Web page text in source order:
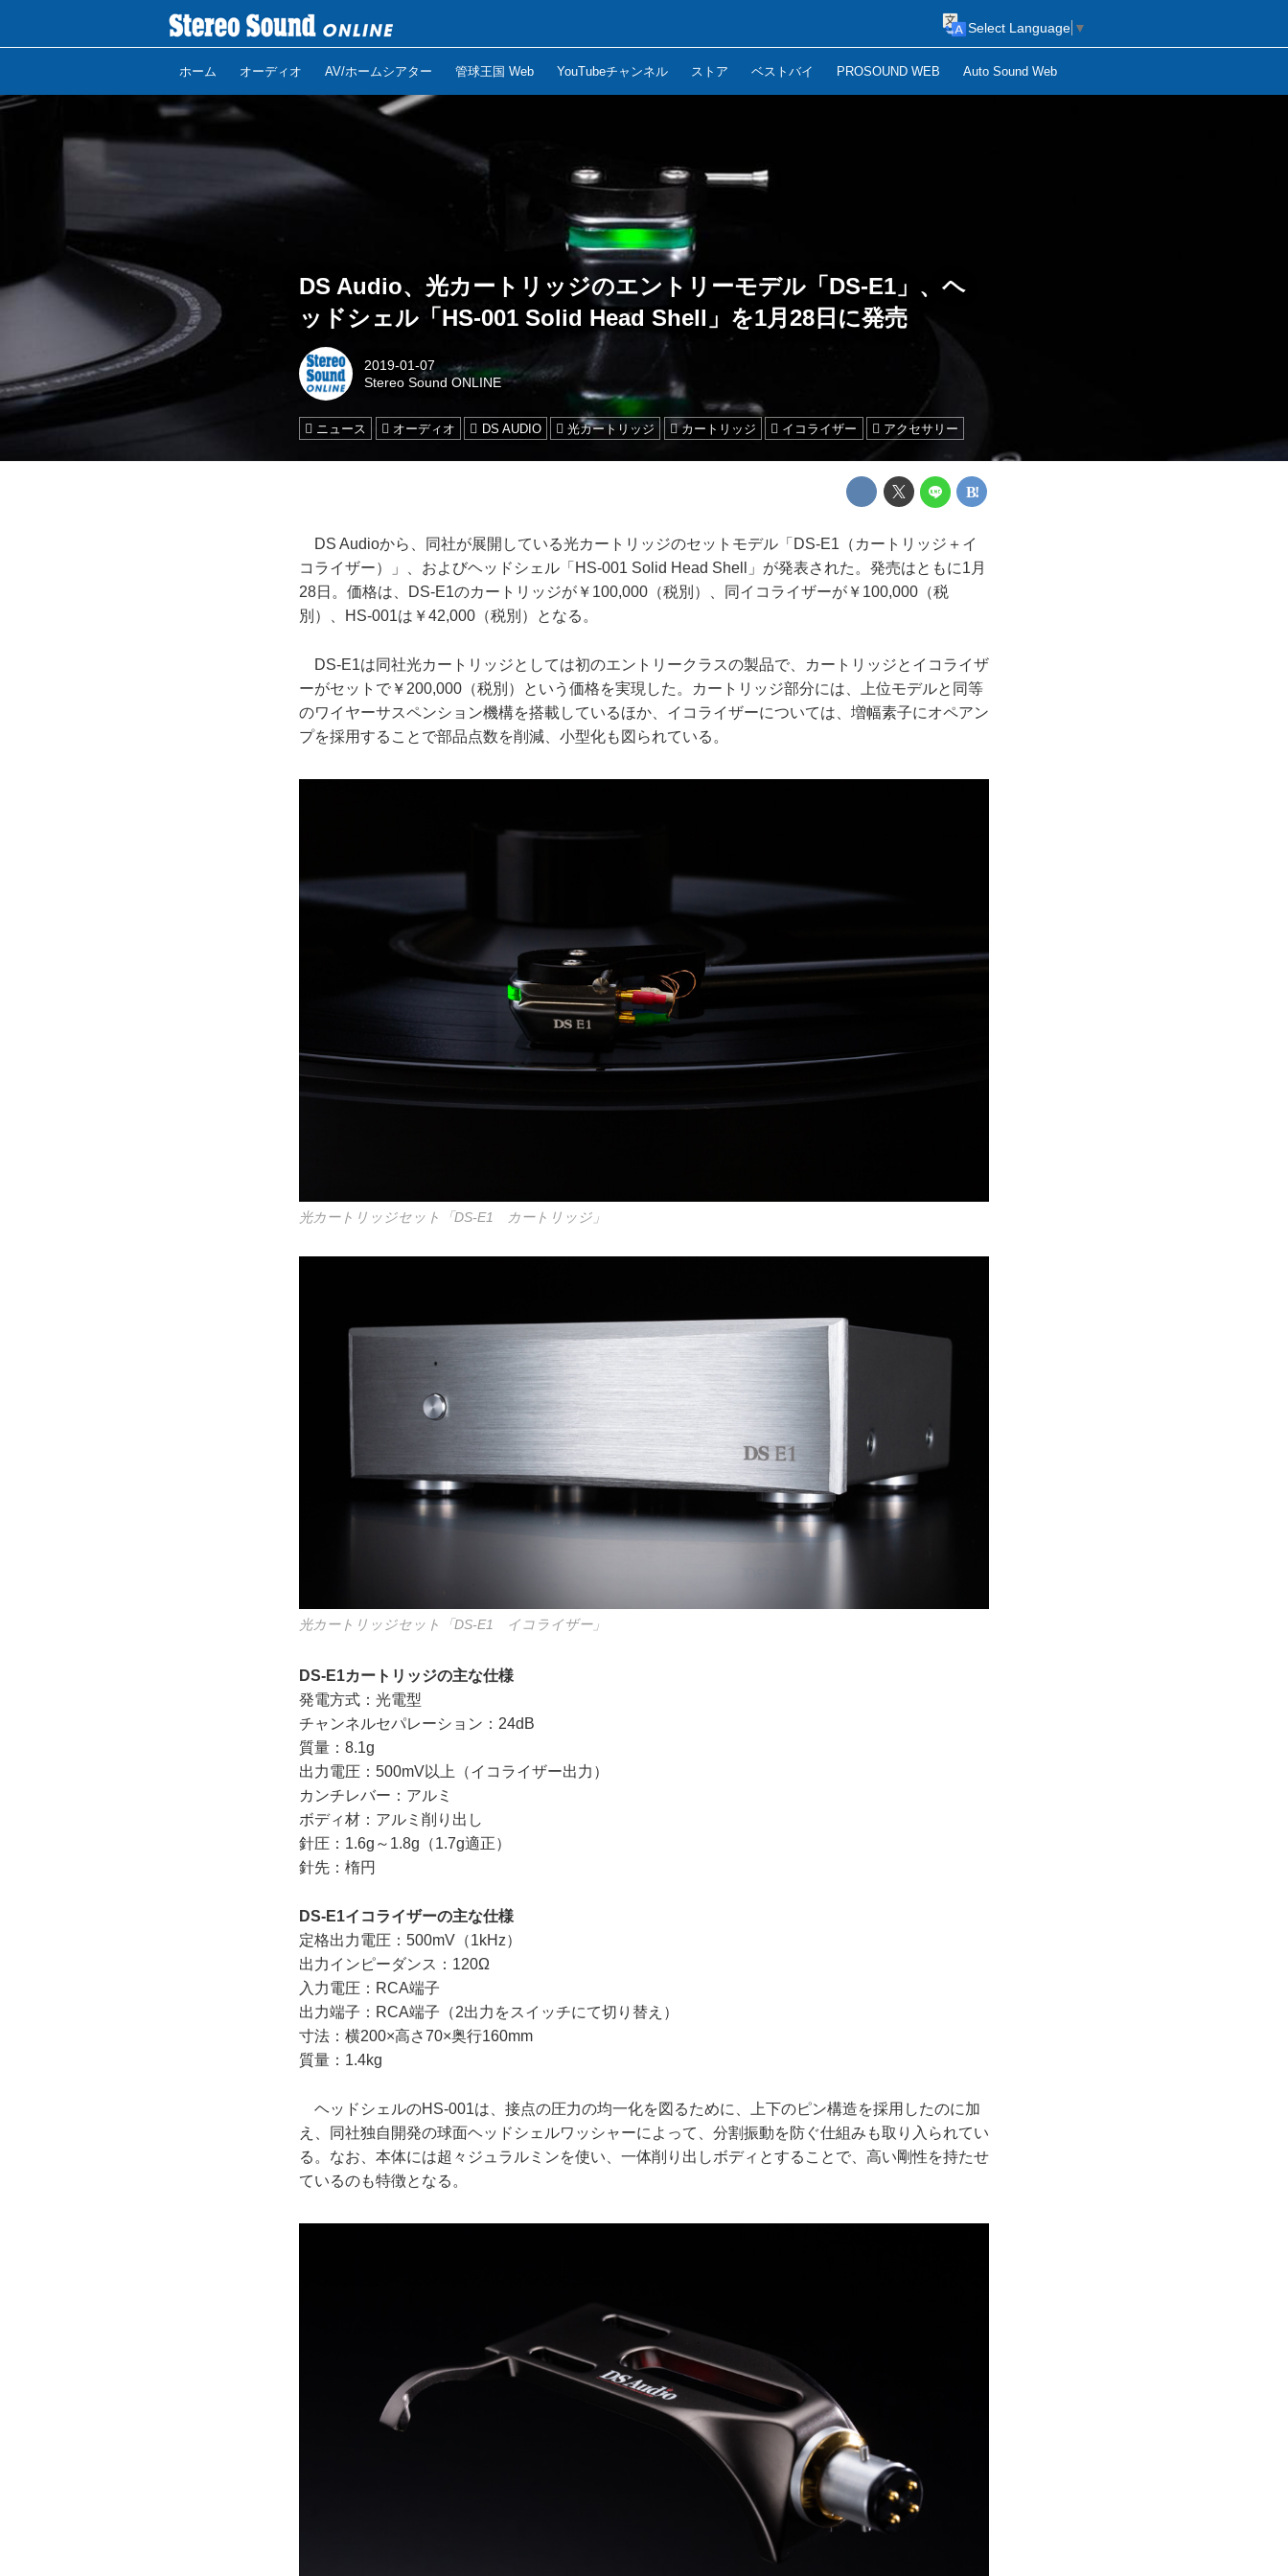
ホーム オーディオ AV/ホームシアター 管球王国 Web YouTubeチャンネル ストア ベストバイ PROSOUND WEB Auto Sound Web
Select Language ▼
DS Audio、光カートリッジのエントリーモデル「DS-E1」、ヘ
ッドシェル「HS-001 Solid Head Shell」を1月28日に発売
2019-01-07
Stereo Sound ONLINE
ニュース オーディオ DS AUDIO 光カートリッジ カートリッジ イコライザー アクセサリー
DS Audioから、同社が展開している光カートリッジのセットモデル「DS-E1（カートリッジ＋イ
コライザー）」、およびヘッドシェル「HS-001 Solid Head Shell」が発表された。発売はともに1月
28日。価格は、DS-E1のカートリッジが￥100,000（税別）、同イコライザーが￥100,000（税
別）、HS-001は￥42,000（税別）となる。
DS-E1は同社光カートリッジとしては初のエントリークラスの製品で、カートリッジとイコライザ
ーがセットで￥200,000（税別）という価格を実現した。カートリッジ部分には、上位モデルと同等
のワイヤーサスペンション機構を搭載しているほか、イコライザーについては、増幅素子にオペアン
プを採用することで部品点数を削減、小型化も図られている。
光カートリッジセット「DS-E1 カートリッジ」
光カートリッジセット「DS-E1 イコライザー」
DS-E1カートリッジの主な仕様
発電方式：光電型
チャンネルセパレーション：24dB
質量：8.1g
出力電圧：500mV以上（イコライザー出力）
カンチレバー：アルミ
ボディ材：アルミ削り出し
針圧：1.6g～1.8g（1.7g適正）
針先：楕円
DS-E1イコライザーの主な仕様
定格出力電圧：500mV（1kHz）
出力インピーダンス：120Ω
入力電圧：RCA端子
出力端子：RCA端子（2出力をスイッチにて切り替え）
寸法：横200×高さ70×奥行160mm
質量：1.4kg
ヘッドシェルのHS-001は、接点の圧力の均一化を図るために、上下のピン構造を採用したのに加
え、同社独自開発の球面ヘッドシェルワッシャーによって、分割振動を防ぐ仕組みも取り入られてい
る。なお、本体には超々ジュラルミンを使い、一体削り出しボディとすることで、高い剛性を持たせ
ているのも特徴となる。